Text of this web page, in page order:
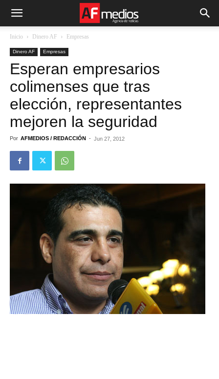
Inicio Dinero AF Empresas
Dinero AF Empresas
Esperan empresarios
colimenses que tras
elección, representantes
mejoren la seguridad
Por AFMEDIOS / REDACCIÓN - Jun 27, 2012